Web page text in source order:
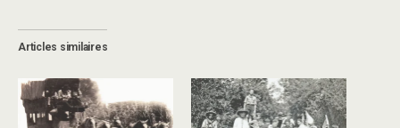
Articles similaires